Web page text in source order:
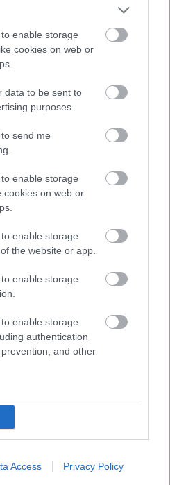
enable storage
cookies on web or
data to be sent to
purposes.
send me
enable storage
cookies on web or
enable storage
the website or app.
enable storage
enable storage
authentication
and other
Access Privacy Policy
nevetséges lenne, de neki
/ Getty
kép!
kosztümöt sajnos